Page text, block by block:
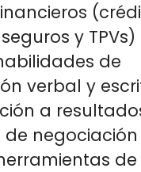
y TPVs)
de
verbal y
a
negociación
de